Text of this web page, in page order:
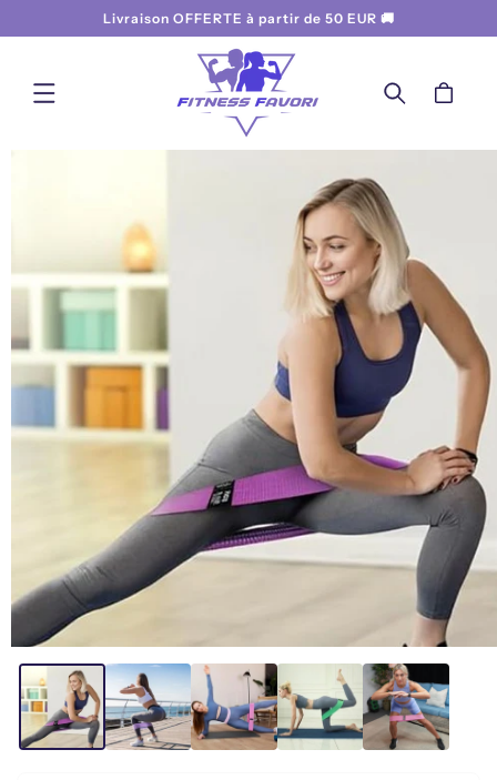
AU
Livraison OFFERTE à partir de 50 EUR 🚚
Panier